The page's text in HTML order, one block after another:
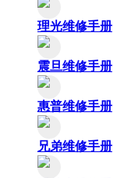
理光维修手册
震旦维修手册
惠普维修手册
兄弟维修手册